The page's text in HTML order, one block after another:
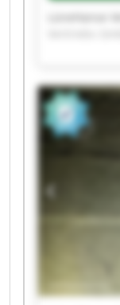
LüneHanse
LüneHanse
Vertriebs
LüneHanse
Vertriebs
Vertriebs
LüneHanse
Vertriebs
LüneHanse